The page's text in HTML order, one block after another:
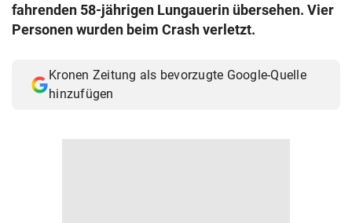
fahrenden 58-jährigen Lungauerin übersehen. Vier
Personen wurden beim Crash verletzt.
Kronen Zeitung als bevorzugte Google-Quelle
hinzufügen